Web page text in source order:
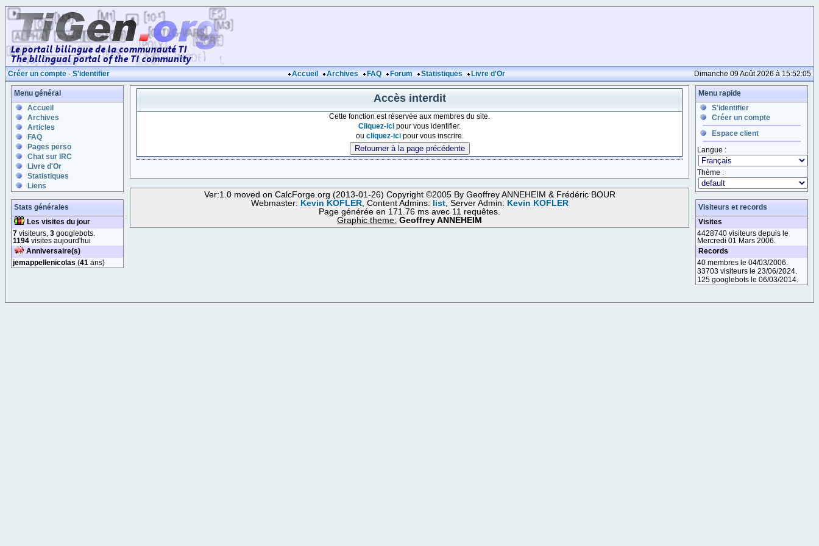
Créer un compte - S'identifier Accueil Archives FAQ Forum Statistiques Livre d'Or Dimanche 09 Août 2026 à 15:52:05
Menu général
Accueil
Archives
Articles
FAQ
Pages perso
Chat sur IRC
Livre d'Or
Statistiques
Liens
Stats générales
Les visites du jour
7 visiteurs, 3 googlebots.
1194 visites aujourd'hui
Anniversaire(s)
jemappellenicolas (41 ans)
Accès interdit
Cette fonction est réservée aux membres du site.
Cliquez-ici pour vous identifier.
ou cliquez-icipour vous inscrire.
Ver:1.0 moved on CalcForge.org (2013-01-26) Copyright ©2005 By Geoffrey ANNEHEIM & Frédéric BOUR
Webmaster: Kevin KOFLER, Content Admins: list, Server Admin: Kevin KOFLER
Page générée en 171.76 ms avec 11 requêtes.
Graphic theme: Geoffrey ANNEHEIM
Menu rapide
S'identifier
Créer un compte
Espace client
Langue :
Thème :
Visiteurs et records
Visites
4428740 visiteurs depuis le
Mercredi 01 Mars 2006.
Records
40 membres le 04/03/2006.
33703 visiteurs le 23/06/2024.
125 googlebots le 06/03/2014.